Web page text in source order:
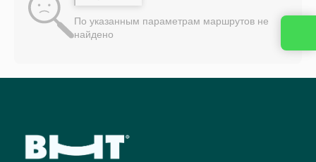
По указанным параметрам маршрутов не
найдено